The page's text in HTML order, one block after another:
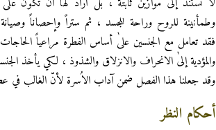
وطمأنينة للروح وراحة للجسد ، ثم ستراً وإحصاناً
فقد تعامل مع الجنسين علىٰ أساس الفطرة مراعياً الحاجات
والمؤدية إلىٰ الانحراف والانزلاق والشذوذ ، لكي يأخذ
وقد جعلنا هذا الفصل ضمن آداب الاُسرة لأنّ الغالب في
أحكام النظر